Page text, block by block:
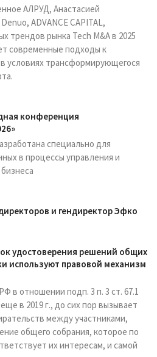
АЛРУД, Анастасией
ADVANCE CAPITAL,
трендов рынка Tech M&A в 2025
современные подходы к
условиях трансформирующегося
конференция
специально для
в процессы управления и
и гендиректор Эфко
удостоверения решений общих
используют правовой механизм
в отношении подп. 3 п. 3 ст. 67.1
в 2019 г., до сих пор вызывает
между участниками,
общего собрания, которое по
их интересам, и самой